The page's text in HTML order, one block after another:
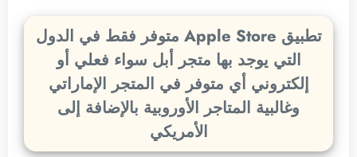
تطبيق Apple Store متوفر فقط في الدول
التي يوجد بها متجر أبل سواء فعلي أو
إلكتروني أي متوفر في المتجر الإماراتي
وغالبية المتاجر الأوروبية بالإضافة إلى
الأمريكي